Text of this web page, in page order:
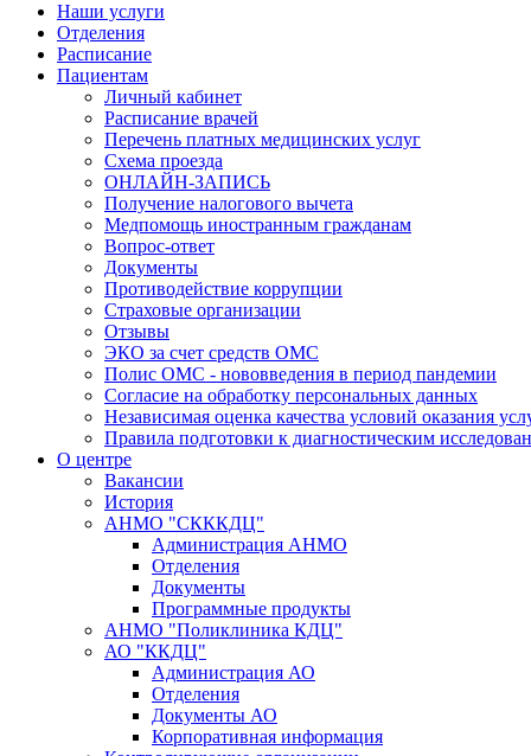
Наши услуги
Отделения
Расписание
Пациентам
Личный кабинет
Расписание врачей
Перечень платных медицинских услуг
Схема проезда
ОНЛАЙН-ЗАПИСЬ
Получение налогового вычета
Медпомощь иностранным гражданам
Вопрос-ответ
Документы
Противодействие коррупции
Страховые организации
Отзывы
ЭКО за счет средств ОМС
Полис ОМС - нововведения в период пандемии
Согласие на обработку персональных данных
Независимая оценка качества условий оказания
Правила подготовки к диагностическим
О центре
Вакансии
История
АНМО "СКККДЦ"
Администрация АНМО
Отделения
Документы
Программные продукты
АНМО "Поликлиника КДЦ"
АО "ККДЦ"
Администрация АО
Отделения
Документы АО
Корпоративная информация